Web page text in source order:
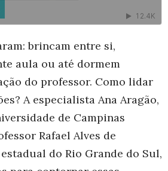
brincam entre si,
aula ou até dormem
do professor. Como lidar
A especialista Ana Aragão,
de Campinas
Rafael Alves de
do Rio Grande do Sul,